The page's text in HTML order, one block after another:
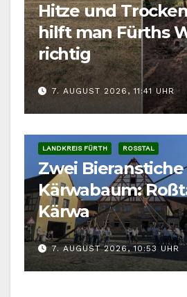
Hitze und
hilft man Fürths
richtig
7. AUGUST 2026, 11:41 UHR
LANDKREIS FÜRTH ROSSTAL
Zwei
Kärwabaum:
Kärwa
7. AUGUST 2026, 10:53 UHR